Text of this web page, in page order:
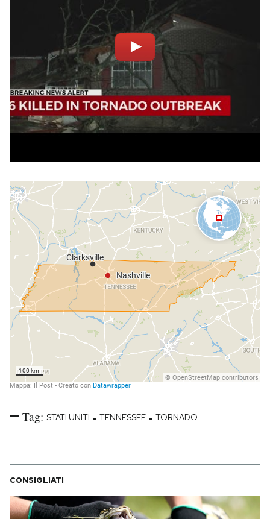
Tag: STATI UNITI - TENNESSEE - TORNADO
CONSIGLIATI